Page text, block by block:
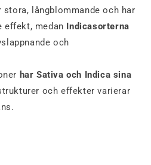
stora, långblommande och har
effekt, medan Indicasorterna
och
har Sativa och Indica sina
och effekter varierar